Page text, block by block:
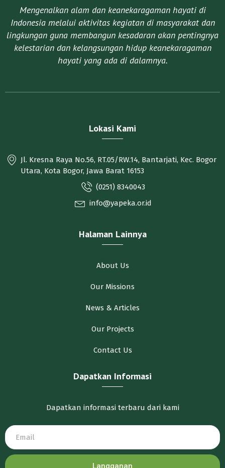
Mengenalkan alam dan keanekaragaman hayati di
Indonesia melalui aktivitas kegiatan di masyarakat dan
lingkungan guna membangun kesadaran akan pentingnya
kelestarian dan kelangsungan hidup keanekaragaman
hayati yang ada di dalamnya.​
Lokasi Kami
Jl. Kresna Raya No.56, RT.05/RW.14, Bantarjati, Kec. Bogor
Utara, Kota Bogor, Jawa Barat 16153
(0251) 8340043
info@yapeka.or.id
Halaman Lainnya
About Us
Our Missions
News & Articles
Our Projects
Contact Us
Dapatkan Informasi
Dapatkan informasi terbaru dari kami
Langganan